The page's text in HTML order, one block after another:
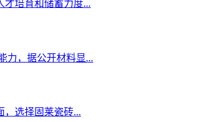
才培育和储蓄力度...
力，据公开材料显...
，选择固莱瓷砖...